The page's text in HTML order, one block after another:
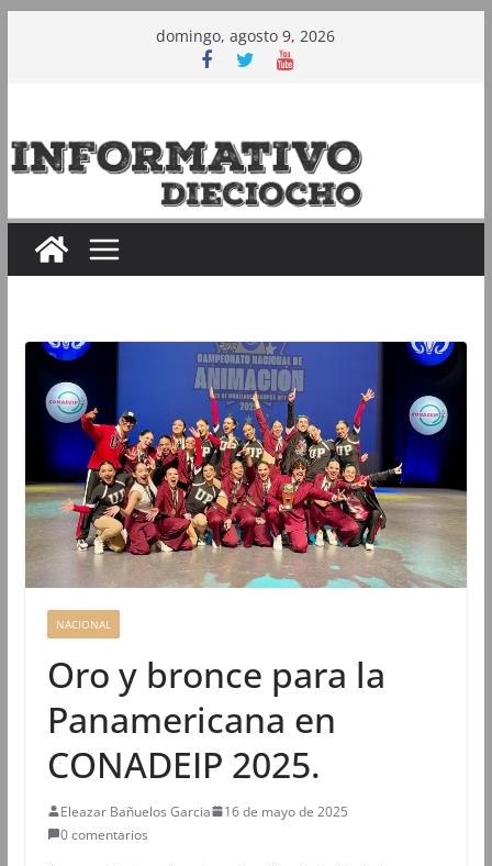
domingo, agosto 9, 2026
NACIONAL
Oro y bronce para la
Panamericana en
CONADEIP 2025.
Eleazar Bañuelos Garcia
16 de mayo de 2025
0 comentarios